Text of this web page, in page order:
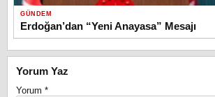
GÜNDEM
Erdoğan’dan “Yeni Anayasa” Mesajı
Yorum Yaz
Yorum *